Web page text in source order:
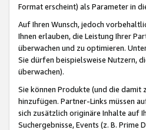
Format erscheint) als Parameter in
Auf Ihren Wunsch, jedoch
Ihnen erlauben, die Leistung Ihrer
überwachen und zu optimieren.
Sie dürfen beispielsweise Nutzern,
überwachen).
Sie können Produkte (und die damit
hinzufügen. Partner-Links müssen
sich zusätzlich originäre Inhalte auf
Suchergebnisse, Events (z. B.